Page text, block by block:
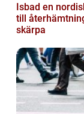
Isbad en nordisk genväg
till
skärpa